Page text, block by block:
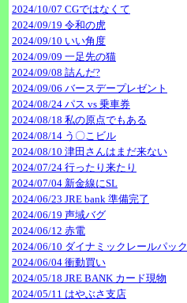
2024/10/07 CGではなくて
2024/09/19 令和の虎
2024/09/10 いい角度
2024/09/09 一足先の猫
2024/09/08 詰んだ?
2024/09/06 バースデープレゼント
2024/08/24 パス vs 乗車券
2024/08/18 私の原点でもある
2024/08/14 う〇こビル
2024/08/10 津田さんはまだ来ない
2024/07/24 行ったり来たり
2024/07/04 新金線にSL
2024/06/23 JRE bank 準備完了
2024/06/19 声域バグ
2024/06/12 赤電
2024/06/10 ダイナミックレールパック
2024/06/04 衝動買い
2024/05/18 JRE BANK カード現物
2024/05/11 はやぶさ支店